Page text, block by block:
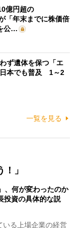
億円超の
「年末までに株価倍
公…
ず遺体を保つ「エ
本でも普及 1～2
一覧を見る
」
、何が変わったのか
資の具体的な説
る上場企業の経営